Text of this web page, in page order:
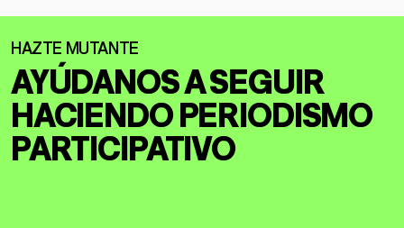
AYÚDANOS A SEGUIR
HACIENDOPERIODISMO
PARTICIPATIVO